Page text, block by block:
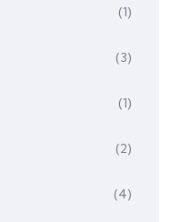
(1)
(3)
(1)
(2)
(4)